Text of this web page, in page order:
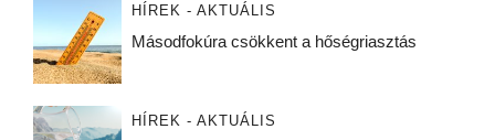
HÍREK - AKTUÁLIS
Másodfokúra csökkent a hőségriasztás
HÍREK - AKTUÁLIS